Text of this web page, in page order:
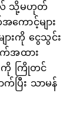
းလ် သို့မဟုတ်
ောင့်များ
ားကို ငွေသွင်း
အထား
းကို ကြိုတင်
ပြီး သာမန်